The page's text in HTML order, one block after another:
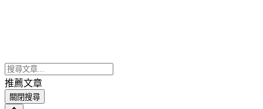
推薦文章
關閉搜尋